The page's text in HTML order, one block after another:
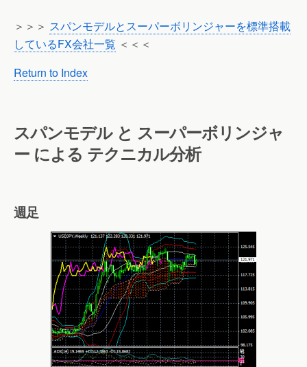
＞＞＞ スパンモデルとスーパーボリンジャーを標準搭載
しているFX会社一覧 ＜＜＜
Return to Index
スパンモデル と スーパーボリンジャ
ー による テクニカル分析
週足